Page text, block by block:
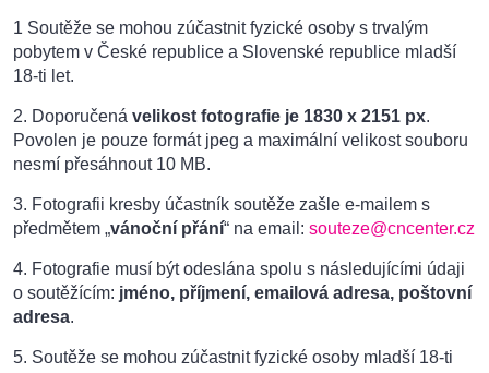
1 Soutěže se mohou zúčastnit fyzické osoby s trvalým
pobytem v České republice a Slovenské republice mladší
18-ti let.
2. Doporučená velikost fotografie je 1830 x 2151 px.
Povolen je pouze formát jpeg a maximální velikost souboru
nesmí přesáhnout 10 MB.
3. Fotografii kresby účastník soutěže zašle e-mailem s
předmětem „vánoční přání“ na email: souteze@cncenter.cz
4. Fotografie musí být odeslána spolu s následujícími údaji
o soutěžícím: jméno, příjmení, emailová adresa, poštovní
adresa.
5. Soutěže se mohou zúčastnit fyzické osoby mladší 18-ti